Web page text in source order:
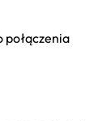
połączenia